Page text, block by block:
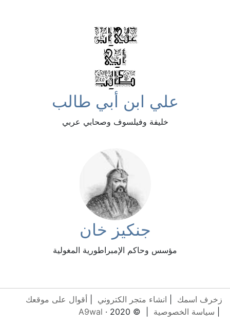
علي ابن أبي طالب
خليفة وفيلسوف وصحابي عربي
جنكيز خان
مؤسس وحاكم الإمبراطورية المغولية
زخرف اسمك انشاء متجر الكتروني
أقوال على موقعك
سياسة الخصوصية | © 2020 ·
A9wal